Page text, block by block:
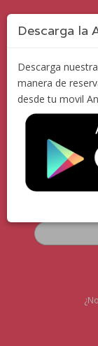
Descarga la
Descarga
manera de
desde tu movil